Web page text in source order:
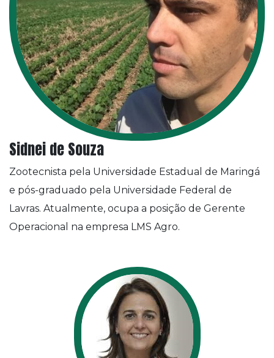
Sidnei de Souza
Zootecnista pela Universidade Estadual de Maringá
e pós-graduado pela Universidade Federal de
Lavras. Atualmente, ocupa a posição de Gerente
Operacional na empresa LMS Agro.